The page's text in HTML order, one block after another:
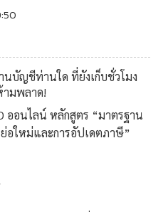
บัญชีท่านใด ที่ยังเก็บชั่วโมง
ามพลาด!
ออนไลน์ หลักสูตร “มาตรฐาน
อใหม่และการอัปเดตภาษี”